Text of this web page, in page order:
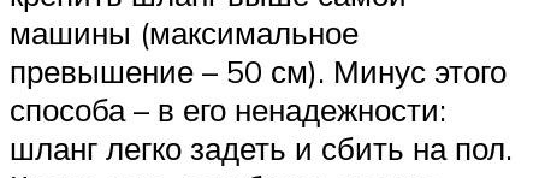
машины (максимальное
превышение – 50 см). Минус этого
способа – в его ненадежности:
шланг легко задеть и сбить на пол.